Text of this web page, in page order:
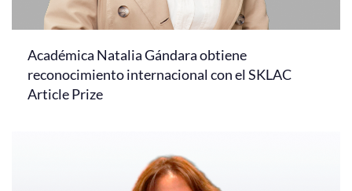
Académica Natalia Gándara obtiene
reconocimiento internacional con el SKLAC
Article Prize